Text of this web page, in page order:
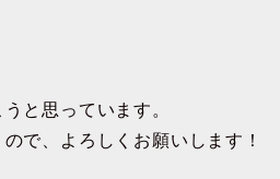
と思っています。
で、よろしくお願いします！